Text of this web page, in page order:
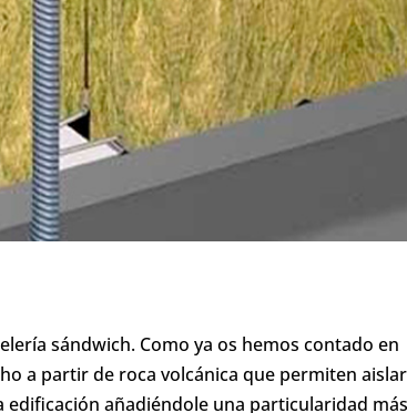
sándwich. Como ya os hemos contado en
a partir de roca volcánica que permiten aislar
añadiéndole una particularidad